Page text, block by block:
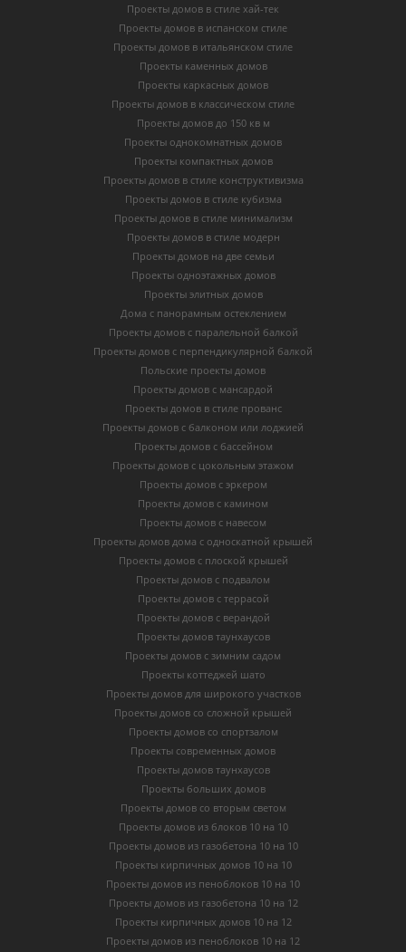
Проекты домов в стиле хай-тек
Проекты домов в испанском стиле
Проекты домов в итальянском стиле
Проекты каменных домов
Проекты каркасных домов
Проекты домов в классическом стиле
Проекты домов до 150 кв м
Проекты однокомнатных домов
Проекты компактных домов
Проекты домов в стиле конструктивизма
Проекты домов в стиле кубизма
Проекты домов в стиле минимализм
Проекты домов в стиле модерн
Проекты домов на две семьи
Проекты одноэтажных домов
Проекты элитных домов
Дома с панорамным остеклением
Проекты домов с паралельной балкой
Проекты домов с перпендикулярной балкой
Польские проекты домов
Проекты домов с мансардой
Проекты домов в стиле прованс
Проекты домов с балконом или лоджией
Проекты домов с бассейном
Проекты домов с цокольным этажом
Проекты домов с эркером
Проекты домов с камином
Проекты домов с навесом
Проекты домов дома с односкатной крышей
Проекты домов с плоской крышей
Проекты домов с подвалом
Проекты домов с террасой
Проекты домов с верандой
Проекты домов таунхаусов
Проекты домов с зимним садом
Проекты коттеджей шато
Проекты домов для широкого участков
Проекты домов со сложной крышей
Проекты домов со спортзалом
Проекты современных домов
Проекты домов таунхаусов
Проекты больших домов
Проекты домов со вторым светом
Проекты домов из блоков 10 на 10
Проекты домов из газобетона 10 на 10
Проекты кирпичных домов 10 на 10
Проекты домов из пеноблоков 10 на 10
Проекты домов из газобетона 10 на 12
Проекты кирпичных домов 10 на 12
Проекты домов из пеноблоков 10 на 12